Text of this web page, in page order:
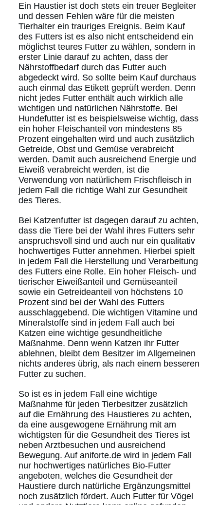
Ein Haustier ist doch stets ein treuer Begleiter
und dessen Fehlen wäre für die meisten
Tierhalter ein trauriges Ereignis. Beim Kauf
des Futters ist es also nicht entscheidend ein
möglichst teures Futter zu wählen, sondern in
erster Linie darauf zu achten, dass der
Nährstoffbedarf durch das Futter auch
abgedeckt wird. So sollte beim Kauf durchaus
auch einmal das Etikett geprüft werden. Denn
nicht jedes Futter enthält auch wirklich alle
wichtigen und natürlichen Nährstoffe. Bei
Hundefutter ist es beispielsweise wichtig, dass
ein hoher Fleischanteil von mindestens 85
Prozent eingehalten wird und auch zusätzlich
Getreide, Obst und Gemüse verabreicht
werden. Damit auch ausreichend Energie und
Eiweiß verabreicht werden, ist die
Verwendung von natürlichem Frischfleisch in
jedem Fall die richtige Wahl zur Gesundheit
des Tieres.
Bei Katzenfutter ist dagegen darauf zu achten,
dass die Tiere bei der Wahl ihres Futters sehr
anspruchsvoll sind und auch nur ein qualitativ
hochwertiges Futter annehmen. Hierbei spielt
in jedem Fall die Herstellung und Verarbeitung
des Futters eine Rolle. Ein hoher Fleisch- und
tierischer Eiweißanteil und Gemüseanteil
sowie ein Getreideanteil von höchstens 10
Prozent sind bei der Wahl des Futters
ausschlaggebend. Die wichtigen Vitamine und
Mineralstoffe sind in jedem Fall auch bei
Katzen eine wichtige gesundheitliche
Maßnahme. Denn wenn Katzen ihr Futter
ablehnen, bleibt dem Besitzer im Allgemeinen
nichts anderes übrig, als nach einem besseren
Futter zu suchen.
So ist es in jedem Fall eine wichtige
Maßnahme für jeden Tierbesitzer zusätzlich
auf die Ernährung des Haustieres zu achten,
da eine ausgewogene Ernährung mit am
wichtigsten für die Gesundheit des Tieres ist
neben Arztbesuchen und ausreichend
Bewegung. Auf aniforte.de wird in jedem Fall
nur hochwertiges natürliches Bio-Futter
angeboten, welches die Gesundheit der
Haustiere durch natürliche Ergänzungsmittel
noch zusätzlich fördert. Auch Futter für Vögel